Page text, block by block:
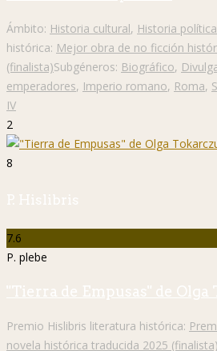
Ámbito: Historia cultural, Historia política
histórica: Mejor obra de no ficción
(finalista)Subgéneros: Biográfico,
emperadores, Imperio romano, Roma,
IV
2
8
P. Hislibris
7.6
P. plebe
"Tierra de Empusas" de Olga
Premio Hislibris literatura histórica:
novela histórica traducida 2025 (finalista)